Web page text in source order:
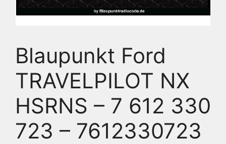
Blaupunkt Ford
TRAVELPILOT NX
HSRNS – 7 612 330
723 – 7612330723